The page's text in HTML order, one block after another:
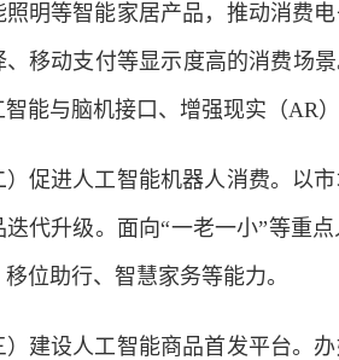
照明等智能家居产品，推动消费
、移动支付等显示度高的消费场
智能与脑机接口、增强现实（AR
进人工智能机器人消费。以市
迭代升级。面向“一老一小”等重
位助行、智慧家务等能力。
设人工智能商品首发平台。办